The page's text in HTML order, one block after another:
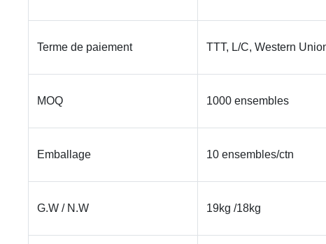
Terme de paiement TTT, L/C, Western
MOQ 1000 ensembles
Emballage 10 ensembles/ctn
G.W / N.W 19kg /18kg